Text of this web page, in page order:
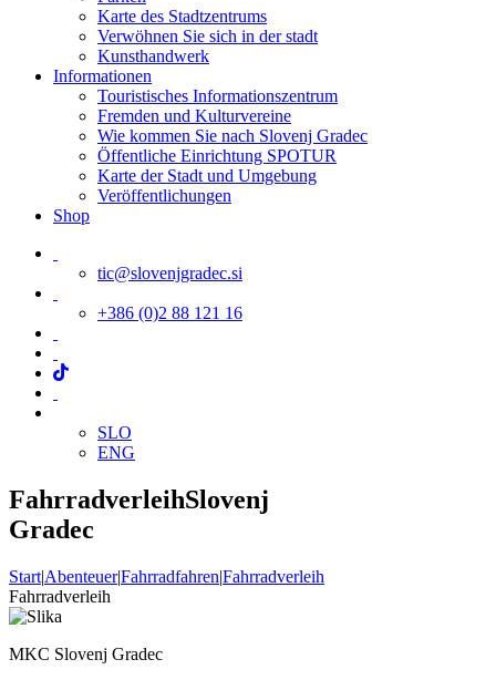
Karte des Stadtzentrums
Verwöhnen Sie sich in der stadt
Kunsthandwerk
Informationen
Touristisches Informationszentrum
Fremden und Kulturvereine
Wie kommen Sie nach Slovenj Gradec
Öffentliche Einrichtung SPOTUR
Karte der Stadt und Umgebung
Veröffentlichungen
Shop
tic@slovenjgradec.si
+386 (0)2 88 121 16
SLO
ENG
FahrradverleihSlovenj
Gradec
Start|Abenteuer|Fahrradfahren|Fahrradverleih
Fahrradverleih
MKC Slovenj Gradec